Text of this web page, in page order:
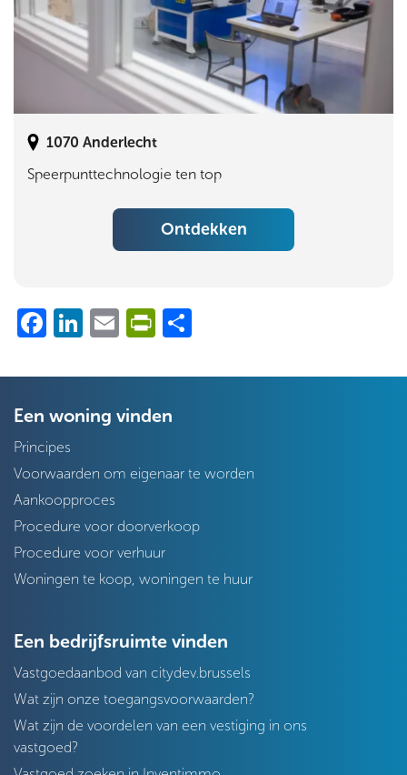
1070 Anderlecht
Speerpunttechnologie ten top
Ontdekken
Facebook
LinkedIn
EmailPrintFriendly
Een woning vinden
Principes
Voorwaarden om eigenaar te worden
Aankoopproces
Procedure voor doorverkoop
Procedure voor verhuur
Woningen te koop, woningen te huur
Een bedrijfsruimte vinden
Vastgoedaanbod van citydev.brussels
Wat zijn onze toegangsvoorwaarden?
Wat zijn de voordelen van een vestiging in ons
vastgoed?